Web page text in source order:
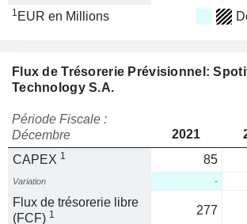
1 EUR en Millions
Flux de Trésorerie Prévisionnel:
Technology S.A.
Période Fiscale :
Décembre
2021
CAPEX 1 85
Variation -
Flux de trésorerie libre
(FCF) 1 277